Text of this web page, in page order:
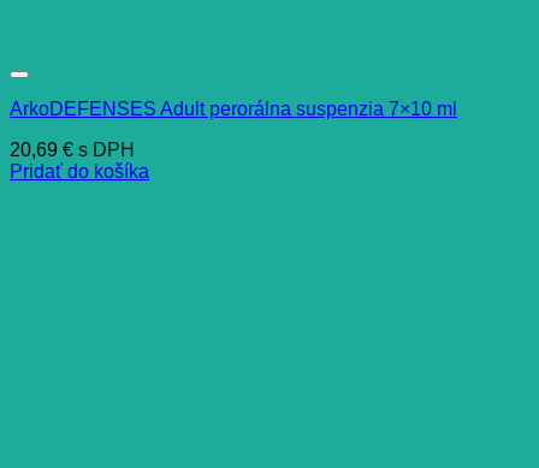
ArkoDEFENSES Adult perorálna suspenzia 7×10 ml
20,69 € s DPH
Pridať do košíka